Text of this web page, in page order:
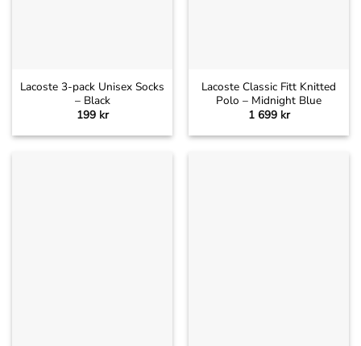
Lacoste 3-pack Unisex Socks
– Black
199 kr
Lacoste Classic Fitt Knitted
Polo – Midnight Blue
1 699 kr